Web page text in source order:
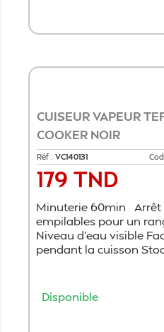
CUISEUR VAPEUR
COOKER NOIR
Réf : VC140131
Prix
179 TND
Minuterie 60min Arrêt
empilables pour un
Niveau d'eau visible
pendant la cuisson
Disponible